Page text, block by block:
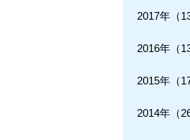
2017年（13
2016年（13
2015年（17
2014年（26